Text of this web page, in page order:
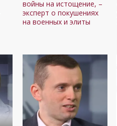
войны на истощение, –
эксперт о покушениях
на военных и элиты